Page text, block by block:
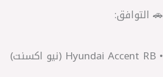
🚗 التوافق:
• Hyundai Accent RB (نيو اكسنت)